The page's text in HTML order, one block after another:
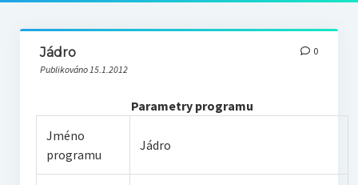
Jádro
Publikováno 15.1.2012
0
Parametry programu
Jméno
programu
Jádro